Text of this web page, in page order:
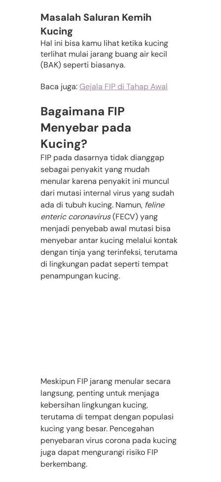
Masalah Saluran Kemih
Kucing
Hal ini bisa kamu lihat ketika kucing
terlihat mulai jarang buang air kecil
(BAK) seperti biasanya.
Baca juga: Gejala FIP di Tahap Awal
Bagaimana FIP
Menyebar pada
Kucing?
FIP pada dasarnya tidak dianggap
sebagai penyakit yang mudah
menular karena penyakit ini muncul
dari mutasi internal virus yang sudah
ada di tubuh kucing. Namun, feline
enteric coronavirus (FECV) yang
menjadi penyebab awal mutasi bisa
menyebar antar kucing melalui kontak
dengan tinja yang terinfeksi, terutama
di lingkungan padat seperti tempat
penampungan kucing.
Meskipun FIP jarang menular secara
langsung, penting untuk menjaga
kebersihan lingkungan kucing,
terutama di tempat dengan populasi
kucing yang besar. Pencegahan
penyebaran virus corona pada kucing
juga dapat mengurangi risiko FIP
berkembang.